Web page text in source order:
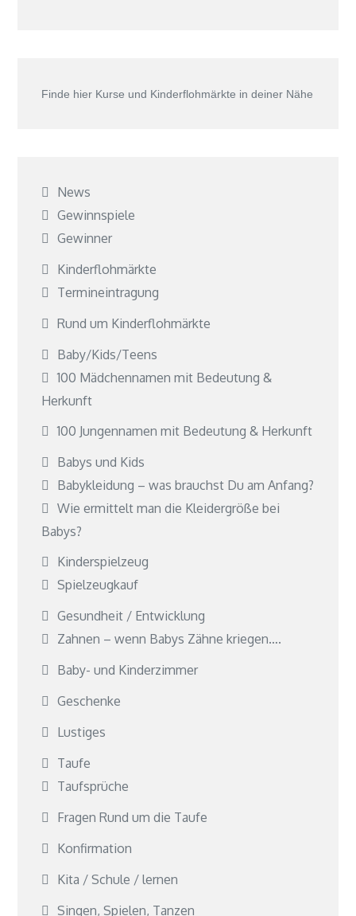
Finde hier Kurse und Kinderflohmärkte in deiner Nähe
News
Gewinnspiele
Gewinner
Kinderflohmärkte
Termineintragung
Rund um Kinderflohmärkte
Baby/Kids/Teens
100 Mädchennamen mit Bedeutung &
Herkunft
100 Jungennamen mit Bedeutung & Herkunft
Babys und Kids
Babykleidung – was brauchst Du am Anfang?
Wie ermittelt man die Kleidergröße bei
Babys?
Kinderspielzeug
Spielzeugkauf
Gesundheit / Entwicklung
Zahnen – wenn Babys Zähne kriegen….
Baby- und Kinderzimmer
Geschenke
Lustiges
Taufe
Taufsprüche
Fragen Rund um die Taufe
Konfirmation
Kita / Schule / lernen
Singen, Spielen, Tanzen